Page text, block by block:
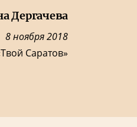
Дергачева
8 ноября 2018
Саратов»